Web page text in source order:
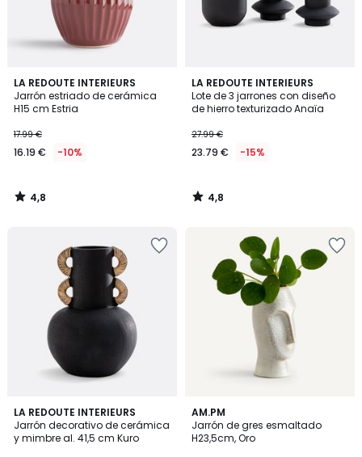
LA REDOUTE INTERIEURS
Jarrón estriado de cerámica
H15 cm Estria
17.99 €
16.19 € -10%
4,8
/ 5
4,8
/
LA REDOUTE INTERIEURS
Lote de 3 jarrones con diseño
de hierro texturizado Anaïa
27.99 €
23.79 € -15%
4,8
/ 5
4,8
/
LA REDOUTE INTERIEURS
Jarrón decorativo de cerámica
y mimbre al. 41,5 cm Kuro
4,8
/ 5
AM.PM
Jarrón de gres esmaltado
H23,5cm, Oro
4,7
/ 5